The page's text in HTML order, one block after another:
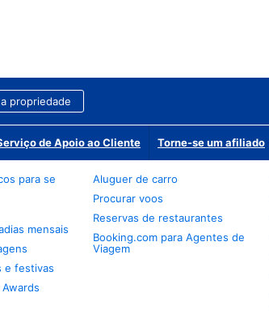
propriedade
de Apoio ao Cliente Torne-se um afiliado
para se
mensais
e festivas
Aluguer de carro
Procurar voos
Reservas de restaurantes
Booking.com para Agentes de
Viagem